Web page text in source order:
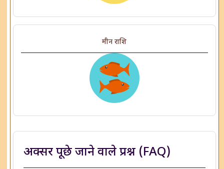
मीन राशि
अक्सर पूछे जाने वाले प्रश्न (FAQ)